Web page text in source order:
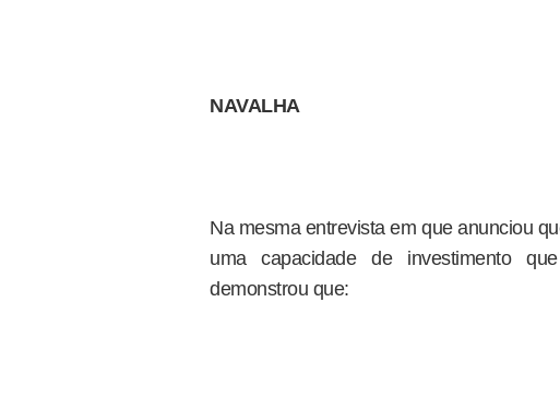
NAVALHA
Na mesma entrevista em que anunciou
uma capacidade de investimento
demonstrou que: